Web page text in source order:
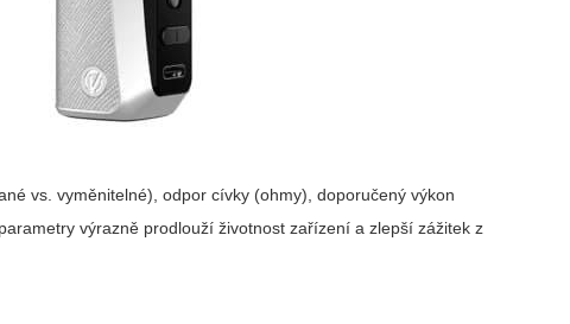
vs. vyměnitelné), odpor cívky (ohmy), doporučený výkon
výrazně prodlouží životnost zařízení a zlepší zážitek z